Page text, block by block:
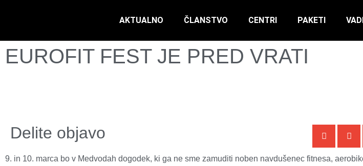
AKTUALNO ČLANSTVO CENTRI PAKETI
EUROFIT FEST JE PRED VRATI
Delite objavo
9. in 10. marca bo v Medvodah dogodek, ki ga ne sme zamuditi noben navdušenec fitnesa,